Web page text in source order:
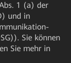
1 (a) der
und in
Sie können
Sie mehr in